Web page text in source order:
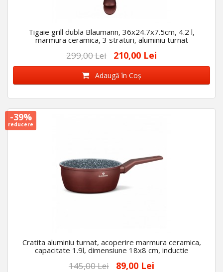
Tigaie grill dubla Blaumann, 36x24.7x7.5cm, 4.2 l,
marmura ceramica, 3 straturi, aluminiu turnat
299,00 Lei 210,00 Lei
Adaugă în Coş
-39%
reducere
Cratita aluminiu turnat, acoperire marmura ceramica,
capacitate 1.9l, dimensiune 18x8 cm, inductie
145,00 Lei 89,00 Lei